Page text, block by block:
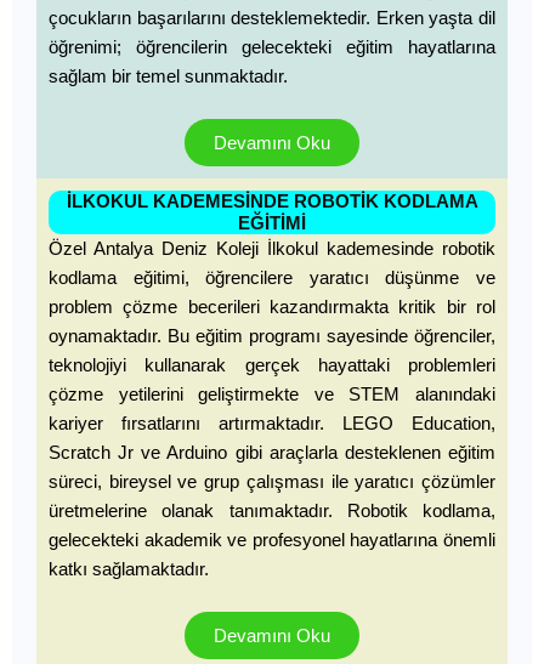
çocukların başarılarını desteklemektedir. Erken yaşta dil
öğrenimi; öğrencilerin gelecekteki eğitim hayatlarına
sağlam bir temel sunmaktadır.
Devamını Oku
İLKOKUL KADEMESİNDE ROBOTİK KODLAMA
EĞİTİMİ
Özel Antalya Deniz Koleji İlkokul kademesinde robotik
kodlama eğitimi, öğrencilere yaratıcı düşünme ve
problem çözme becerileri kazandırmakta kritik bir rol
oynamaktadır. Bu eğitim programı sayesinde öğrenciler,
teknolojiyi kullanarak gerçek hayattaki problemleri
çözme yetilerini geliştirmekte ve STEM alanındaki
kariyer fırsatlarını artırmaktadır. LEGO Education,
Scratch Jr ve Arduino gibi araçlarla desteklenen eğitim
süreci, bireysel ve grup çalışması ile yaratıcı çözümler
üretmelerine olanak tanımaktadır. Robotik kodlama,
gelecekteki akademik ve profesyonel hayatlarına önemli
katkı sağlamaktadır.
Devamını Oku